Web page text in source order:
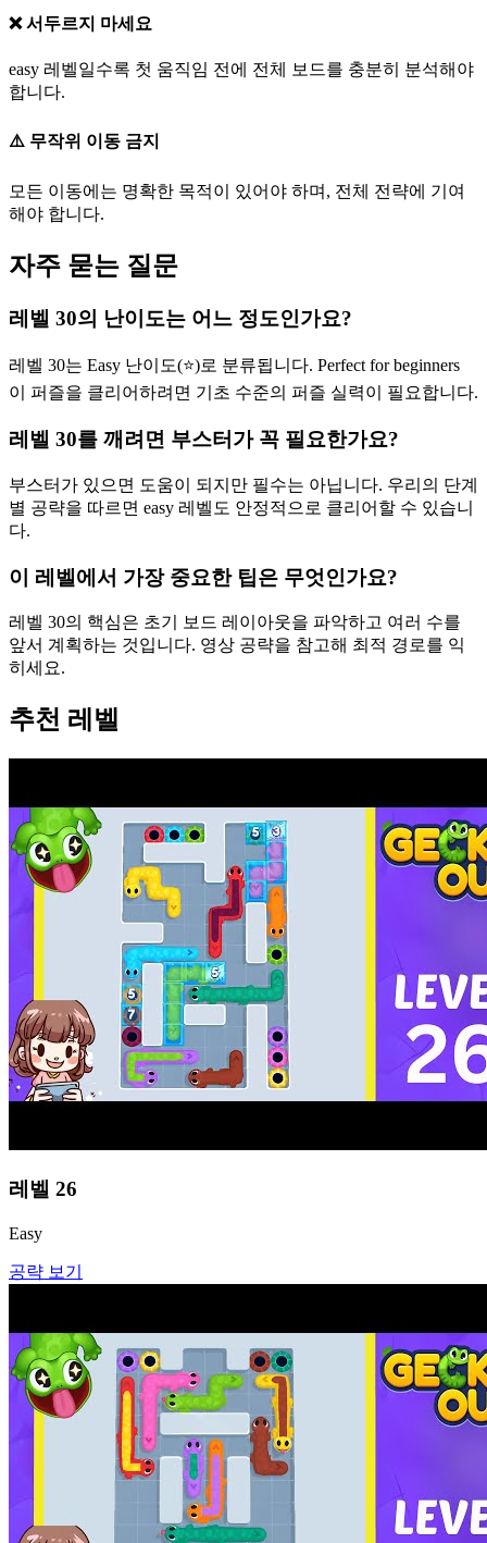
❌ 서두르지 마세요
easy 레벨일수록 첫 움직임 전에 전체 보드를 충분히 분석해야
합니다.
⚠️ 무작위 이동 금지
모든 이동에는 명확한 목적이 있어야 하며, 전체 전략에 기여
해야 합니다.
자주 묻는 질문
레벨 30의 난이도는 어느 정도인가요?
레벨 30는 Easy 난이도(⭐)로 분류됩니다. Perfect for beginners
이 퍼즐을 클리어하려면 기초 수준의 퍼즐 실력이 필요합니다.
레벨 30를 깨려면 부스터가 꼭 필요한가요?
부스터가 있으면 도움이 되지만 필수는 아닙니다. 우리의 단계
별 공략을 따르면 easy 레벨도 안정적으로 클리어할 수 있습니
다.
이 레벨에서 가장 중요한 팁은 무엇인가요?
레벨 30의 핵심은 초기 보드 레이아웃을 파악하고 여러 수를
앞서 계획하는 것입니다. 영상 공략을 참고해 최적 경로를 익
히세요.
추천 레벨
레벨 26
Easy
공략 보기